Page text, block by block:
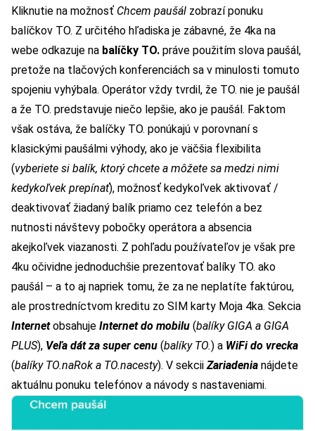
Kliknutie na možnosť Chcem paušál zobrazí ponuku
balíčkov TO. Z určitého hľadiska je zábavné, že 4ka na
webe odkazuje na balíčky TO. práve použitím slova paušál,
pretože na tlačových konferenciách sa v minulosti tomuto
spojeniu vyhýbala. Operátor vždy tvrdil, že TO. nie je paušál
a že TO. predstavuje niečo lepšie, ako je paušál. Faktom
však ostáva, že balíčky TO. ponúkajú v porovnaní s
klasickými paušálmi výhody, ako je väčšia flexibilita
(vyberiete si balík, ktorý chcete a môžete sa medzi nimi
kedykoľvek prepínať), možnosť kedykoľvek aktivovať /
deaktivovať žiadaný balík priamo cez telefón a bez
nutnosti návštevy pobočky operátora a absencia
akejkoľvek viazanosti. Z pohľadu používateľov je však pre
4ku očividne jednoduchšie prezentovať balíky TO. ako
paušál – a to aj napriek tomu, že za ne neplatíte faktúrou,
ale prostredníctvom kreditu zo SIM karty Moja 4ka. Sekcia
Internet obsahuje Internet do mobilu (balíky GIGA a GIGA
PLUS), Veľa dát za super cenu (balíky TO.) a WiFi do vrecka
(balíky TO.naRok a TO.nacesty). V sekciiZariadenia nájdete
aktuálnu ponuku telefónov a návody s nastaveniami.